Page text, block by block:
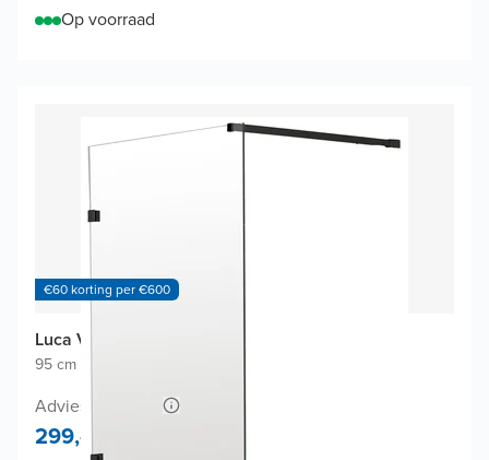
Op voorraad
€60 korting per €600
Luca Varess Solid badwand
95 cm breed
Adviesprijs 598,-
299,-